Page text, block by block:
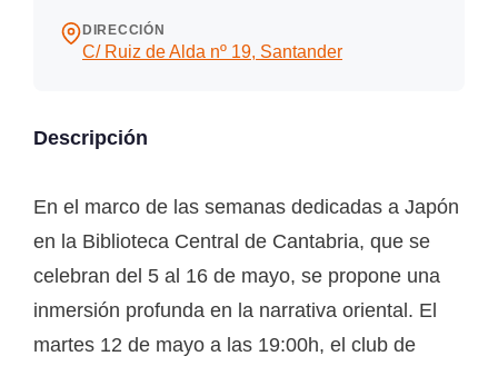
DIRECCIÓN
C/ Ruiz de Alda nº 19, Santander
Descripción
En el marco de las semanas dedicadas a Japón
en la Biblioteca Central de Cantabria, que se
celebran del 5 al 16 de mayo, se propone una
inmersión profunda en la narrativa oriental. El
martes 12 de mayo a las 19:00h, el club de